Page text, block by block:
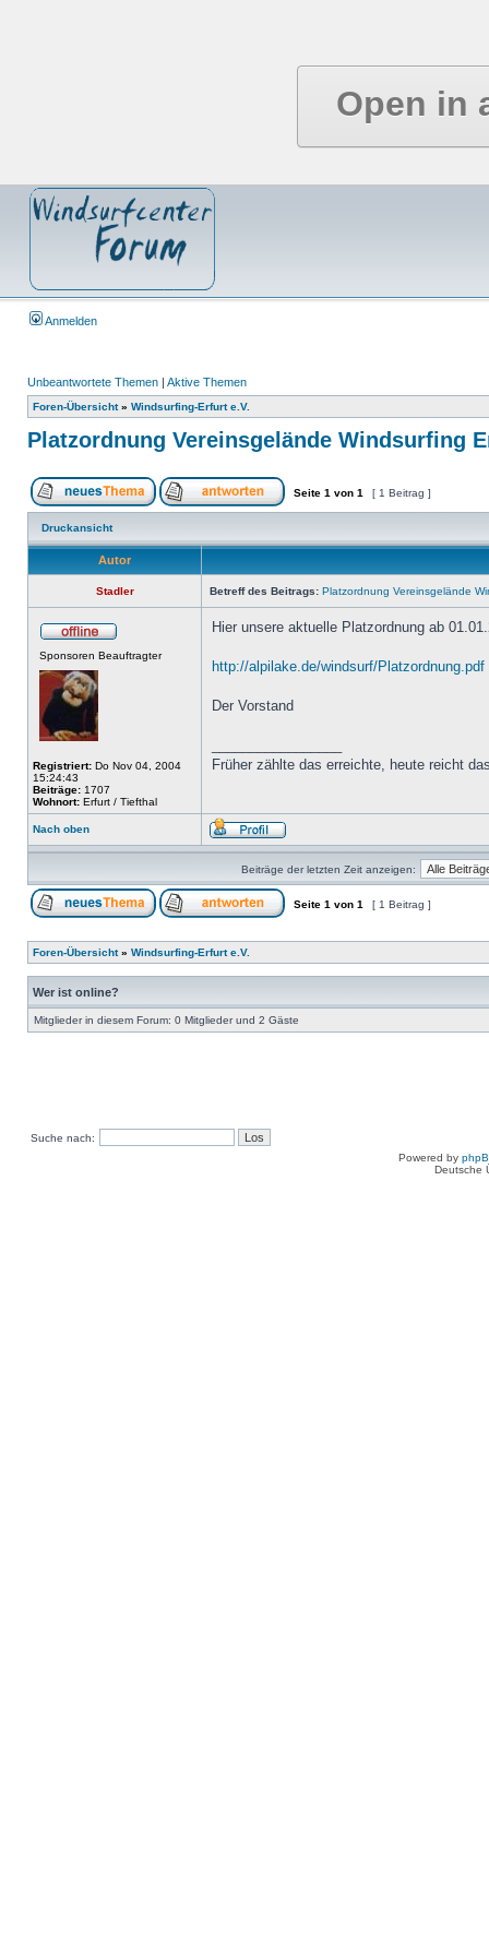
Open in
Anmelden
Unbeantwortete Themen | Aktive Themen
Foren-Übersicht» Windsurfing-Erfurt e.V.
Platzordnung Vereinsgelände Windsurfing
Seite 1 von 1 [ 1 Beitrag ]
Druckansicht
Autor
Stadler Betreff des Beitrags: Platzordnung Vereinsgelände
Sponsoren Beauftragter
Registriert: Do Nov 04, 2004
15:24:43
Beiträge: 1707
Wohnort: Erfurt / Tiefthal
Hier unsere aktuelle Platzordnung ab
http://alpilake.de/windsurf/Platzordnung.pdf
Der Vorstand
Früher zählte das erreichte, heute reicht
Nach oben
Beiträge der letzten Zeit anzeigen:
Seite 1 von 1 [ 1 Beitrag ]
Foren-Übersicht» Windsurfing-Erfurt e.V.
Wer ist online?
Mitglieder in diesem Forum: 0 Mitglieder und 2 Gäste
Suche nach:
Powered by
Deutsche